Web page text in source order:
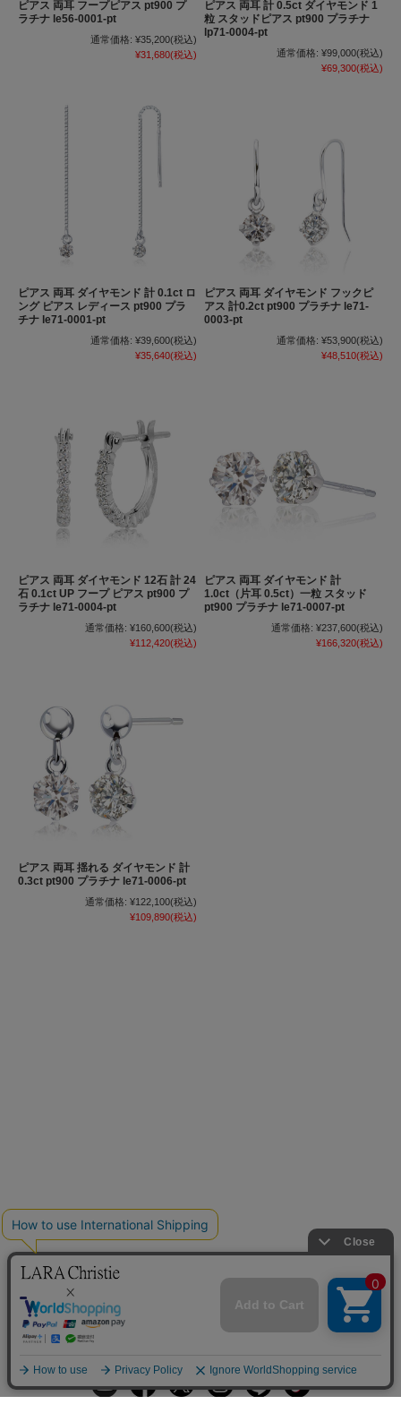
ピアス 両耳 フープピアス pt900 プ
ラチナ le56-0001-pt
通常価格: ¥35,200(税込)
¥31,680(税込)
ピアス 両耳 計 0.5ct ダイヤモンド 1
粒 スタッドピアス pt900 プラチナ
lp71-0004-pt
通常価格: ¥99,000(税込)
¥69,300(税込)
ピアス 両耳 ダイヤモンド 計 0.1ct ロ
ング ピアス レディース pt900 プラ
チナ le71-0001-pt
通常価格: ¥39,600(税込)
¥35,640(税込)
ピアス 両耳 ダイヤモンド フックピ
アス 計0.2ct pt900 プラチナ le71-
0003-pt
通常価格: ¥53,900(税込)
¥48,510(税込)
ピアス 両耳 ダイヤモンド 12石 計 24
石 0.1ct UP フープ ピアス pt900 プ
ラチナ le71-0004-pt
通常価格: ¥160,600(税込)
¥112,420(税込)
ピアス 両耳 ダイヤモンド 計
1.0ct（片耳 0.5ct）一粒 スタッド
pt900 プラチナ le71-0007-pt
通常価格: ¥237,600(税込)
¥166,320(税込)
ピアス 両耳 揺れる ダイヤモンド 計
0.3ct pt900 プラチナ le71-0006-pt
通常価格: ¥122,100(税込)
¥109,890(税込)